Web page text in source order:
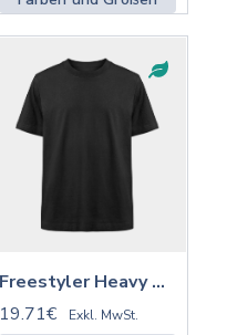
Freestyler Heavy Oversized T-Shirt ST/ST mit Stick | STTU788
19.71€
Exkl. MwSt.